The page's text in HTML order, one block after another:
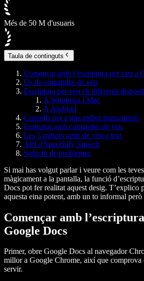
Més de 50 M d'usuaris
Taula de continguts
Començar amb l’escriptura per veu a
Ús de comandes de veu
Escriptura per veu en diferents
A Windows i Mac
A Android
Consells per a una millor transcripció
Formatar amb comandes de veu
Les 5 millors apps de veu a text
API d'Speechify Speech
Solució de problemes
Si mai has volgut parlar i veure com les
màgicament a la pantalla, la funció
Docs pot fer realitat aquest desig. T’explico
aquesta eina potent, amb un to informal
Començar amb
Google Docs
Primer, obre Google Docs al navegador
millor a Google Chrome, així que comprova
servir.